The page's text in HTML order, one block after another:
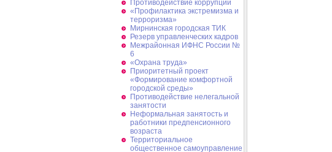
Противодействие коррупции
«Профилактика экстремизма и
терроризма»
Мирнинская городская ТИК
Резерв управленческих кадров
Межрайонная ИФНС России №
6
«Охрана труда»
Приоритетный проект
«Формирование комфортной
городской среды»
Противодействие нелегальной
занятости
Неформальная занятость и
работники предпенсионного
возраста
Территориальное
общественное самоуправление